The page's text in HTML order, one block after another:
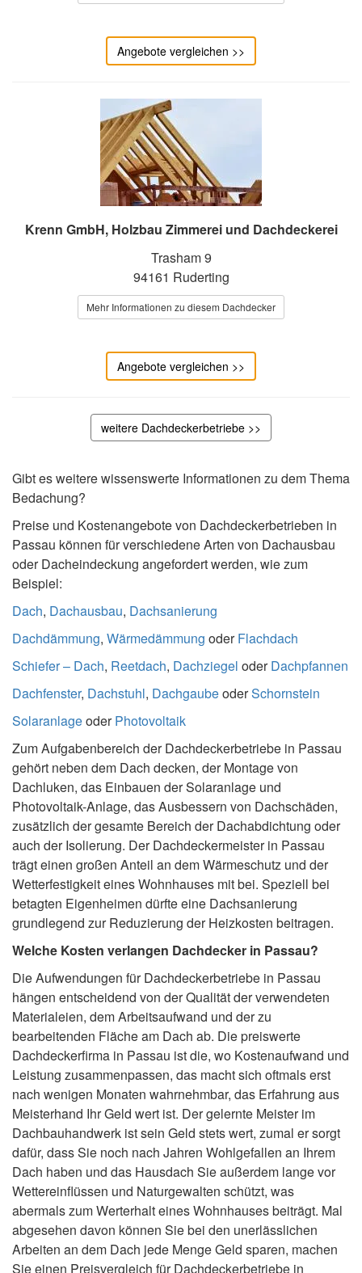
Angebote vergleichen >>
Krenn GmbH, Holzbau Zimmerei und Dachdeckerei
Trasham 9
94161 Ruderting
Mehr Informationen zu diesem Dachdecker
Angebote vergleichen >>
weitere Dachdeckerbetriebe >>
Gibt es weitere wissenswerte Informationen zu dem Thema
Bedachung?
Preise und Kostenangebote von Dachdeckerbetrieben in
Passau können für verschiedene Arten von Dachausbau
oder Dacheindeckung angefordert werden, wie zum
Beispiel:
Dach, Dachausbau, Dachsanierung
Dachdämmung, Wärmedämmung oderFlachdach
Schiefer – Dach, Reetdach, Dachziegel oderDachpfannen
Dachfenster, Dachstuhl, DachgaubeoderSchornstein
SolaranlageoderPhotovoltaik
Zum Aufgabenbereich der Dachdeckerbetriebe in Passau
gehört neben dem Dach decken, der Montage von
Dachluken, das Einbauen der Solaranlage und
Photovoltaik-Anlage, das Ausbessern von Dachschäden,
zusätzlich der gesamte Bereich der Dachabdichtung oder
auch der Isolierung. Der Dachdeckermeister in Passau
trägt einen großen Anteil an dem Wärmeschutz und der
Wetterfestigkeit eines Wohnhauses mit bei. Speziell bei
betagten Eigenheimen dürfte eine Dachsanierung
grundlegend zur Reduzierung der Heizkosten beitragen.
Welche Kosten verlangen Dachdecker in Passau?
Die Aufwendungen für Dachdeckerbetriebe in Passau
hängen entscheidend von der Qualität der verwendeten
Materialeien, dem Arbeitsaufwand und der zu
bearbeitenden Fläche am Dach ab. Die preiswerte
Dachdeckerfirma in Passau ist die, wo Kostenaufwand und
Leistung zusammenpassen, das macht sich oftmals erst
nach wenigen Monaten wahrnehmbar, das Erfahrung aus
Meisterhand Ihr Geld wert ist. Der gelernte Meister im
Dachbauhandwerk ist sein Geld stets wert, zumal er sorgt
dafür, dass Sie noch nach Jahren Wohlgefallen an Ihrem
Dach haben und das Hausdach Sie außerdem lange vor
Wettereinflüssen und Naturgewalten schützt, was
abermals zum Werterhalt eines Wohnhauses beiträgt. Mal
abgesehen davon können Sie bei den unerlässlichen
Arbeiten an dem Dach jede Menge Geld sparen, machen
Sie einen Preisvergleich für Dachdeckerbetriebe in